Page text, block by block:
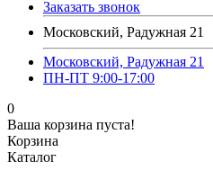
Заказать звонок
Московский, Радужная 21
Московский, Радужная 21
ПН-ПТ 9:00-17:00
0
Ваша корзина пуста!
Корзина
Каталог